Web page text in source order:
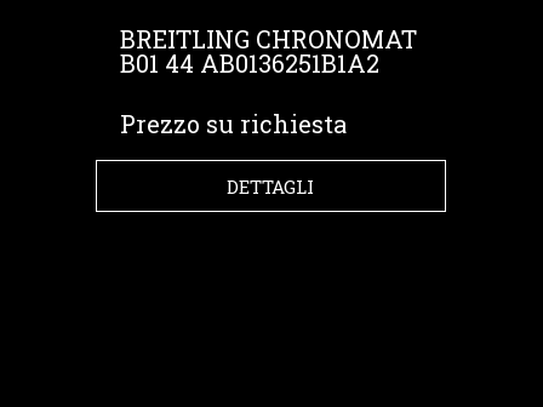
BREITLING CHRONOMAT
B01 44 AB0136251B1A2
Prezzo su richiesta
DETTAGLI